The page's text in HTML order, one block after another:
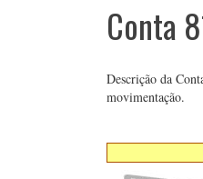
Conta
Descrição da
movimentação.